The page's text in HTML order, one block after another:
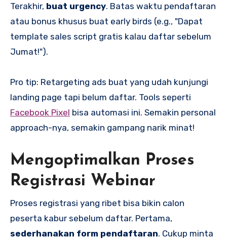
Terakhir, buat urgency. Batas waktu pendaftaran
atau bonus khusus buat early birds (e.g., "Dapat
template sales script gratis kalau daftar sebelum
Jumat!").
Pro tip: Retargeting ads buat yang udah kunjungi
landing page tapi belum daftar. Tools seperti
Facebook Pixel bisa automasi ini. Semakin personal
approach-nya, semakin gampang narik minat!
Mengoptimalkan Proses
Registrasi Webinar
Proses registrasi yang ribet bisa bikin calon
peserta kabur sebelum daftar. Pertama,
sederhanakan form pendaftaran. Cukup minta